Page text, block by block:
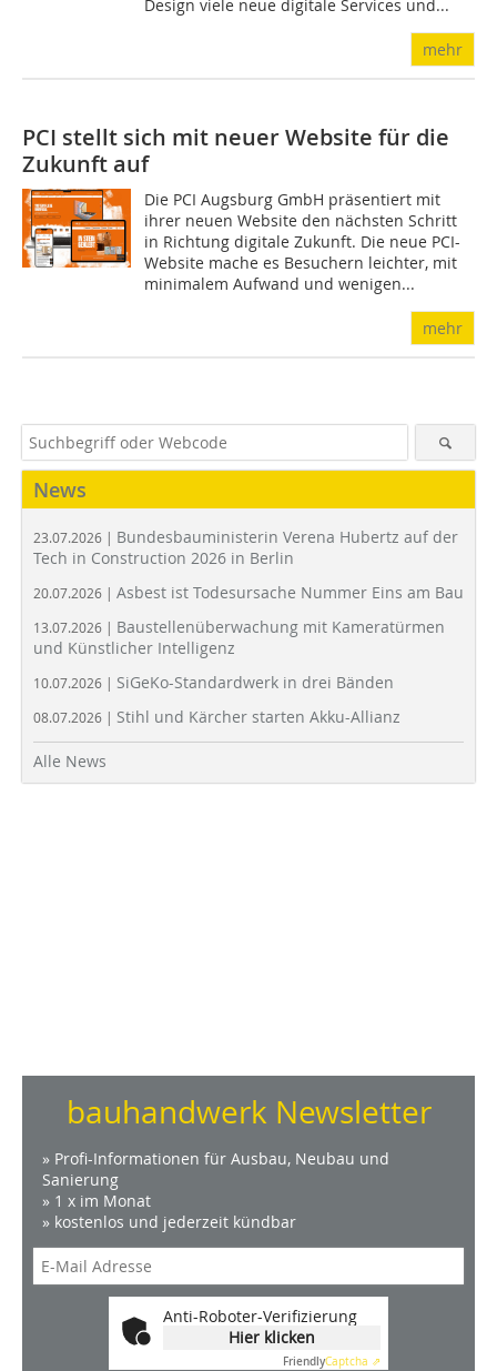
Design viele neue digi­tale Services und...
mehr
PCI stellt sich mit neuer Website für die
Zukunft auf
Die PCI Augsburg GmbH präsentiert mit
ihrer neuen Website den nächsten Schritt
in Richtung digitale Zukunft. Die neue PCI-
Website mache es Besuchern leichter, mit
minimalem Aufwand und wenigen...
mehr
News
23.07.2026 | Bundesbauministerin Verena Hubertz auf der
Tech in Construction 2026 in Berlin
20.07.2026 | Asbest ist Todesursache Nummer Eins am Bau
13.07.2026 | Baustellenüberwachung mit Kameratürmen
und Künstlicher Intelligenz
10.07.2026 | SiGeKo-Standardwerk in drei Bänden
08.07.2026 | Stihl und Kärcher starten Akku-Allianz
Alle News
bauhandwerk Newsletter
» Profi-Informationen für Ausbau, Neubau und
Sanierung
» 1 x im Monat
» kostenlos und jederzeit kündbar
Anti-Roboter-Verifizierung
Hier klicken
FriendlyCaptcha ⇗